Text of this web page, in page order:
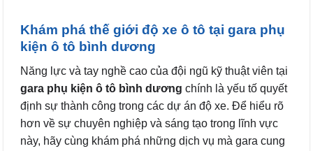
Khám phá thế giới độ xe ô tô tại gara phụ
kiện ô tô bình dương
Năng lực và tay nghề cao của đội ngũ kỹ thuật viên tại
gara phụ kiện ô tô bình dương chính là yếu tố quyết
định sự thành công trong các dự án độ xe. Để hiểu rõ
hơn về sự chuyên nghiệp và sáng tạo trong lĩnh vực
này, hãy cùng khám phá những dịch vụ mà gara cung